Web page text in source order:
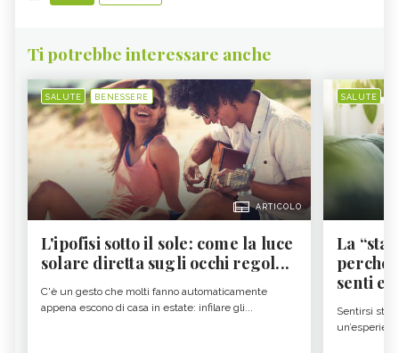
Ti potrebbe interessare anche
SALUTE BENESSERE
ARTICOLO
L'ipofisi sotto il sole: come la luce
solare diretta sugli occhi regol...
C'è un gesto che molti fanno automaticamente
appena escono di casa in estate: infilare gli...
SALUTE
La
perché
senti
Sentirsi